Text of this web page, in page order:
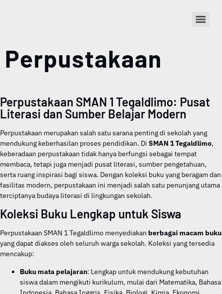
Perpustakaan
Perpustakaan SMAN 1 Tegaldlimo: Pusat
Literasi dan Sumber Belajar Modern
Perpustakaan merupakan salah satu sarana penting di sekolah yang
mendukung keberhasilan proses pendidikan. Di SMAN 1 Tegaldlimo,
keberadaan perpustakaan tidak hanya berfungsi sebagai tempat
membaca, tetapi juga menjadi pusat literasi, sumber pengetahuan,
serta ruang inspirasi bagi siswa. Dengan koleksi buku yang beragam dan
fasilitas modern, perpustakaan ini menjadi salah satu penunjang utama
terciptanya budaya literasi di lingkungan sekolah.
Koleksi Buku Lengkap untuk Siswa
Perpustakaan SMAN 1 Tegaldlimo menyediakan berbagai macam buku
yang dapat diakses oleh seluruh warga sekolah. Koleksi yang tersedia
mencakup:
Buku mata pelajaran: Lengkap untuk mendukung kebutuhan
siswa dalam mengikuti kurikulum, mulai dari Matematika, Bahasa